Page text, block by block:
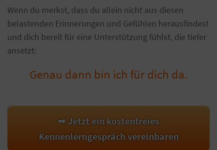
Wenn du merkst, dass du allein nicht aus diesen
belastenden Erinnerungen und Gefühlen herausfindest
und dich bereit für eine Unterstützung fühlst, die tiefer
ansetzt:
Genau dann bin ich für dich da.
➡ Jetzt ein kostenfreies
Kennenlerngespräch vereinbaren